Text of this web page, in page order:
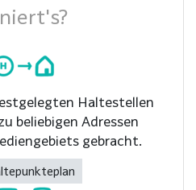
Haltestellen
beliebigen Adressen
gebracht.